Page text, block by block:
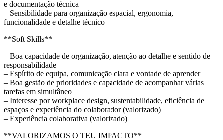
e documentação técnica
– Sensibilidade para organização espacial, ergonomia,
funcionalidade e detalhe técnico
**Soft Skills**
– Boa capacidade de organização, atenção ao detalhe e sentido de
responsabilidade
– Espírito de equipa, comunicação clara e vontade de aprender
– Boa gestão de prioridades e capacidade de acompanhar várias
tarefas em simultâneo
– Interesse por workplace design, sustentabilidade, eficiência de
espaços e experiência do colaborador (valorizado)
– Experiência colaborativa (valorizado)
**VALORIZAMOS O TEU IMPACTO**